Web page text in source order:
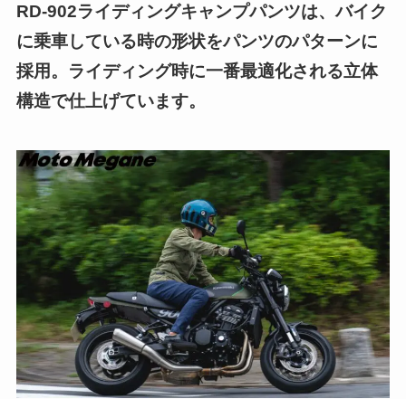
RD-902ライディングキャンプパンツは、バイク
に乗車している時の形状をパンツのパターンに
採用。ライディング時に一番最適化される立体
構造で仕上げています。